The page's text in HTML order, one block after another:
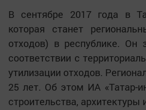
В сентябре 2017 года в
которая станет
отходов) в республике. Он
соответствии с
утилизации отходов.
25 лет. Об этом ИА «Татар-
строительства,